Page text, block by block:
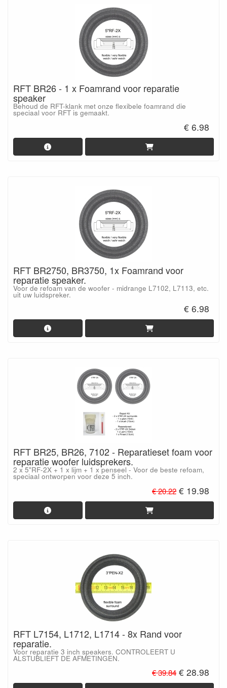
RFT BR26 - 1 x Foamrand voor reparatie
speaker
Behoud de RFT-klank met onze flexibele foamrand die
speciaal voor RFT is gemaakt.
€ 6.98
RFT BR2750, BR3750, 1x Foamrand voor
reparatie speaker.
Voor de refoam van de woofer - midrange L7102, L7113, etc.
uit uw luidspreker.
€ 6.98
RFT BR25, BR26, 7102 - Reparatieset foam voor
reparatie woofer luidsprekers.
2 x 5"RF-2X + 1 x lijm + 1 x penseel - Voor de beste refoam,
speciaal ontworpen voor deze 5 inch.
€ 20.22 € 19.98
RFT L7154, L1712, L1714 - 8x Rand voor
reparatie.
Voor reparatie 3 inch speakers. CONTROLEERT U
ALSTUBLIEFT DE AFMETINGEN.
€ 39.84 € 28.98